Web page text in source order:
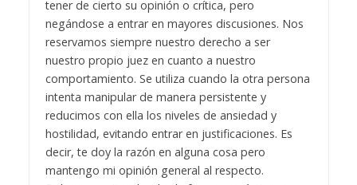
tener de cierto su opinión o crítica, pero
negándose a entrar en mayores discusiones. Nos
reservamos siempre nuestro derecho a ser
nuestro propio juez en cuanto a nuestro
comportamiento. Se utiliza cuando la otra persona
intenta manipular de manera persistente y
reducimos con ella los niveles de ansiedad y
hostilidad, evitando entrar en justificaciones. Es
decir, te doy la razón en alguna cosa pero
mantengo mi opinión general al respecto.